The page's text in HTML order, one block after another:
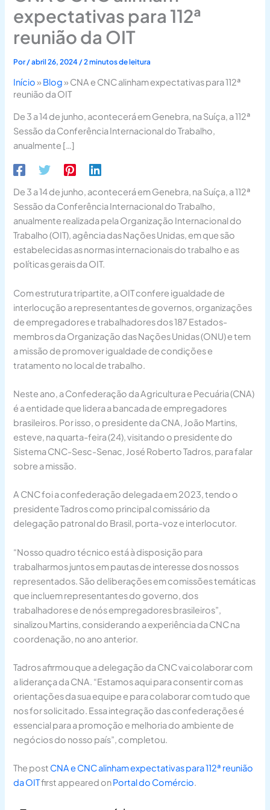
expectativas para 112ª
reunião da OIT
Por/abril 26, 2024 /2 minutos de leitura
Início» Blog» CNA e CNC alinham expectativas para 112ª
reunião da OIT
De 3 a 14 de junho, acontecerá em Genebra, na Suíça, a 112ª
Sessão da Conferência Internacional do Trabalho,
anualmente […]
De 3 a 14 de junho, acontecerá em Genebra, na Suíça, a 112ª
Sessão da Conferência Internacional do Trabalho,
anualmente realizada pela Organização Internacional do
Trabalho (OIT), agência das Nações Unidas, em que são
estabelecidas as normas internacionais do trabalho e as
políticas gerais da OIT.
Com estrutura tripartite, a OIT confere igualdade de
interlocução a representantes de governos, organizações
de empregadores e trabalhadores dos 187 Estados-
membros da Organização das Nações Unidas (ONU) e tem
a missão de promover igualdade de condições e
tratamento no local de trabalho.
Neste ano, a Confederação da Agricultura e Pecuária (CNA)
é a entidade que lidera a bancada de empregadores
brasileiros. Por isso, o presidente da CNA, João Martins,
esteve, na quarta-feira (24), visitando o presidente do
Sistema CNC-Sesc-Senac, José Roberto Tadros, para falar
sobre a missão.
A CNC foi a confederação delegada em 2023, tendo o
presidente Tadros como principal comissário da
delegação patronal do Brasil, porta-voz e interlocutor.
“Nosso quadro técnico está à disposição para
trabalharmos juntos em pautas de interesse dos nossos
representados. São deliberações em comissões temáticas
que incluem representantes do governo, dos
trabalhadores e de nós empregadores brasileiros”,
sinalizou Martins, considerando a experiência da CNC na
coordenação, no ano anterior.
Tadros afirmou que a delegação da CNC vai colaborar com
a liderança da CNA. “Estamos aqui para consentir com as
orientações da sua equipe e para colaborar com tudo que
nos for solicitado. Essa integração das confederações é
essencial para a promoção e melhoria do ambiente de
negócios do nosso país”, completou.
The post CNA e CNC alinham expectativas para 112ª reunião
da OITfirst appeared onPortal do Comércio.